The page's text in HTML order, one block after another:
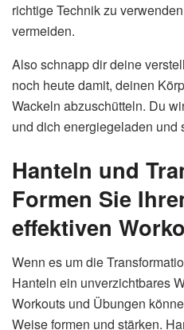
richtige Technik zu
vermeiden.
Also schnapp dir deine
noch heute damit, deinen
Wackeln abzuschütteln. Du
und dich energiegeladen und
Hanteln und
Formen Sie
effektiven
Wenn es um die
Hanteln ein unverzichtbares
Workouts und Übungen
Weise formen und stärken.